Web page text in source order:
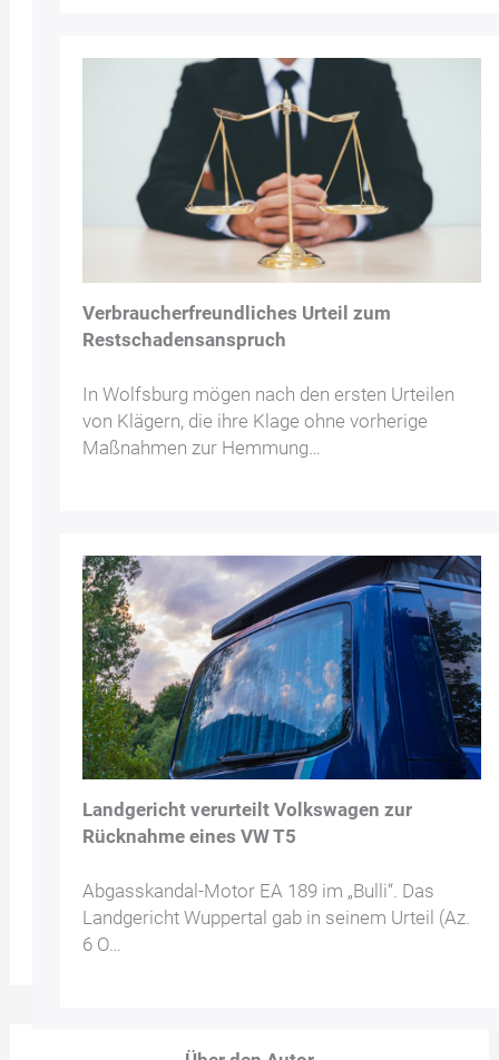
Verbraucherfreundliches Urteil zum
Restschadensanspruch
In Wolfsburg mögen nach den ersten Urteilen
von Klägern, die ihre Klage ohne vorherige
Maßnahmen zur Hemmung…
Landgericht verurteilt Volkswagen zur
Rücknahme eines VW T5
Abgasskandal-Motor EA 189 im „Bulli“. Das
Landgericht Wuppertal gab in seinem Urteil (Az.
6 O…